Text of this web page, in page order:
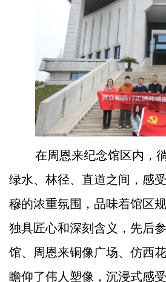
在周恩来纪念馆区内，
绿水、林径、直道之间，感
穆的浓重氛围，品味着馆区
独具匠心和深刻含义，先后
馆、周恩来铜像广场、仿西
瞻仰了伟人塑像，沉浸式感